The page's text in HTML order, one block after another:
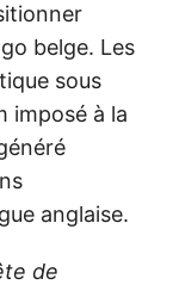
belge. Les
sous
imposé à la
anglaise.
de